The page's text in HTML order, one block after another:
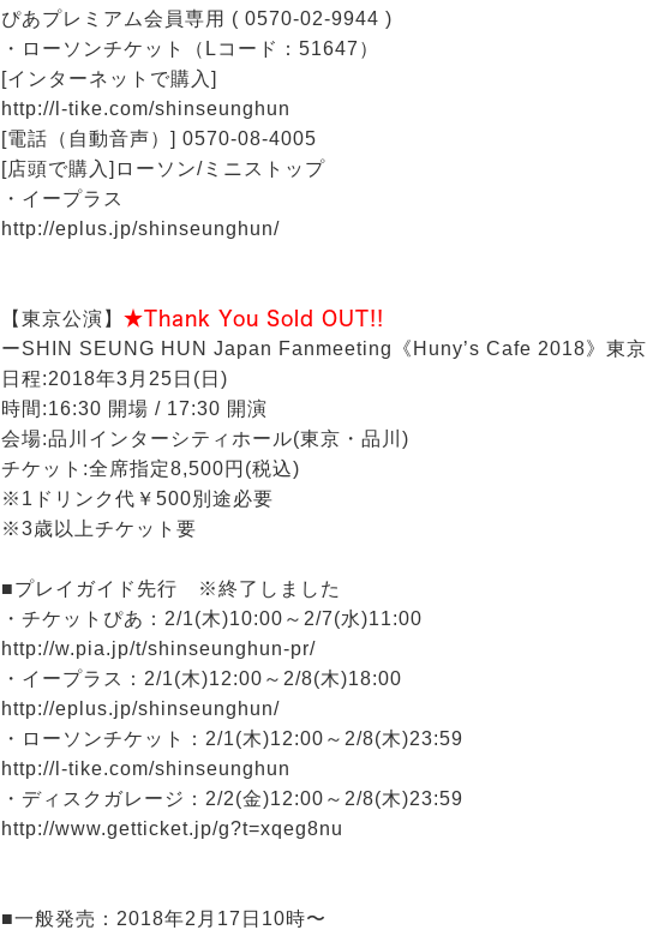
ぴあプレミアム会員専用 ( 0570-02-9944 )
・ローソンチケット（Lコード：51647）
[インターネットで購入]
http://l-tike.com/shinseunghun
[電話（自動音声）] 0570-08-4005
[店頭で購入]ローソン/ミニストップ
・イープラス
http://eplus.jp/shinseunghun/
【東京公演】 ★Thank You Sold OUT!!
ーSHIN SEUNG HUN Japan Fanmeeting《Huny’s Cafe 2018》東京
日程:2018年3月25日(日)
時間:16:30 開場 / 17:30 開演
会場:品川インターシティホール(東京・品川)
チケット:全席指定8,500円(税込)
※1ドリンク代￥500別途必要
※3歳以上チケット要
■プレイガイド先行 ※終了しました
・チケットぴあ：2/1(木)10:00～2/7(水)11:00
http://w.pia.jp/t/shinseunghun-pr/
・イープラス：2/1(木)12:00～2/8(木)18:00
http://eplus.jp/shinseunghun/
・ローソンチケット：2/1(木)12:00～2/8(木)23:59
http://l-tike.com/shinseunghun
・ディスクガレージ：2/2(金)12:00～2/8(木)23:59
http://www.getticket.jp/g?t=xqeg8nu
■一般発売：2018年2月17日10時〜